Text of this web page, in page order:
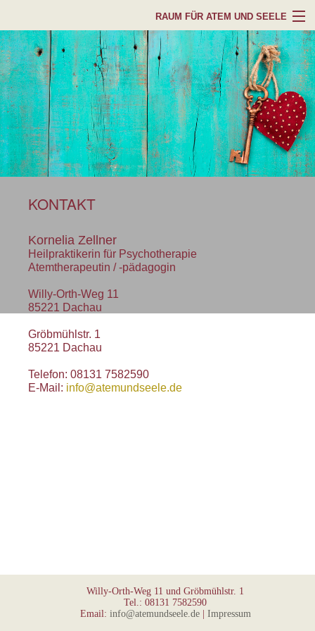
RAUM FÜR ATEM UND SEELE
Über mich
Atemtherapie
Psychotherapie
Angebote und Preise
Datenschutz
KONTAKT
Kornelia Zellner
Heilpraktikerin für Psychotherapie
Atemtherapeutin / -pädagogin
Willy-Orth-Weg 11
85221 Dachau
Gröbmühlstr. 1
85221 Dachau
Telefon: 08131 7582590
E-Mail: info@atemundseele.de
Willy-Orth-Weg 11 und Gröbmühlstr. 1
Tel.: 08131 7582590
Email: info@atemundseele.de| Impressum